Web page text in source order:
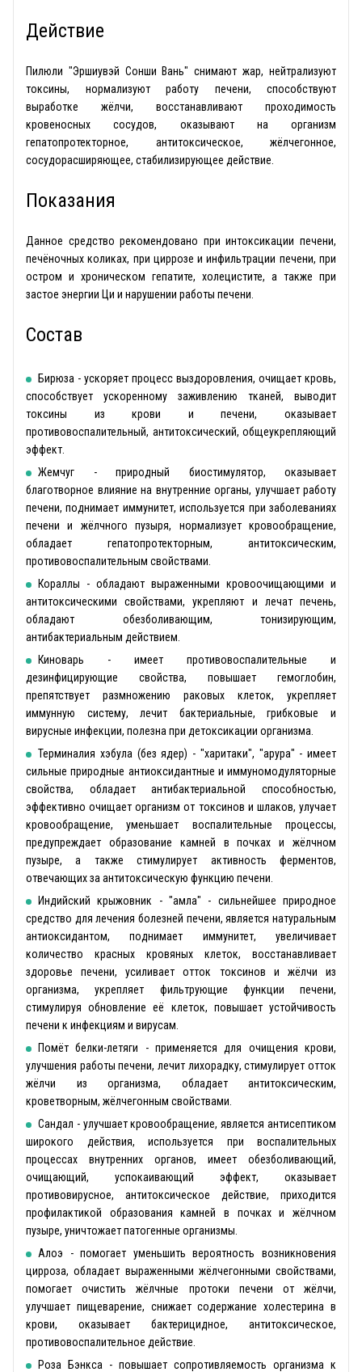
Действие
Пилюли "Эршиувэй Сонши Вань" снимают жар, нейтрализуют
токсины, нормализуют работу печени, способствуют
выработке жёлчи, восстанавливают проходимость
кровеносных сосудов, оказывают на организм
гепатопротекторное, антитоксическое, жёлчегонное,
сосудорасширяющее, стабилизирующее действие.
Показания
Данное средство рекомендовано при интоксикации печени,
печёночных коликах, при циррозе и инфильтрации печени, при
остром и хроническом гепатите, холецистите, а также при
застое энергии Ци и нарушении работы печени.
Состав
Бирюза - ускоряет процесс выздоровления, очищает кровь,
способствует ускоренному заживлению тканей, выводит
токсины из крови и печени, оказывает
противовоспалительный, антитоксический, общеукрепляющий
эффект.
Жемчуг - природный биостимулятор, оказывает
благотворное влияние на внутренние органы, улучшает работу
печени, поднимает иммунитет, используется при заболеваниях
печени и жёлчного пузыря, нормализует кровообращение,
обладает гепатопротекторным, антитоксическим,
противовоспалительным свойствами.
Кораллы - обладают выраженными кровоочищающими и
антитоксическими свойствами, укрепляют и лечат печень,
обладают обезболивающим, тонизирующим,
антибактериальным действием.
Киноварь - имеет противовоспалительные и
дезинфицирующие свойства, повышает гемоглобин,
препятствует размножению раковых клеток, укрепляет
иммунную систему, лечит бактериальные, грибковые и
вирусные инфекции, полезна при детоксикации организма.
Терминалия хэбула (без ядер) - "харитаки", "арура" - имеет
сильные природные антиоксидантные и иммуномодуляторные
свойства, обладает антибактериальной способностью,
эффективно очищает организм от токсинов и шлаков, улучает
кровообращение, уменьшает воспалительные процессы,
предупреждает образование камней в почках и жёлчном
пузыре, а также стимулирует активность ферментов,
отвечающих за антитоксическую функцию печени.
Индийский крыжовник - "амла" - сильнейшее природное
средство для лечения болезней печени, является натуральным
антиоксидантом, поднимает иммунитет, увеличивает
количество красных кровяных клеток, восстанавливает
здоровье печени, усиливает отток токсинов и жёлчи из
организма, укрепляет фильтрующие функции печени,
стимулируя обновление её клеток, повышает устойчивость
печени к инфекциям и вирусам.
Помёт белки-летяги - применяется для очищения крови,
улучшения работы печени, лечит лихорадку, стимулирует отток
жёлчи из организма, обладает антитоксическим,
кроветворным, жёлчегонным свойствами.
Сандал - улучшает кровообращение, является антисептиком
широкого действия, используется при воспалительных
процессах внутренних органов, имеет обезболивающий,
очищающий, успокаивающий эффект, оказывает
противовирусное, антитоксическое действие, приходится
профилактикой образования камней в почках и жёлчном
пузыре, уничтожает патогенные организмы.
Алоэ - помогает уменьшить вероятность возникновения
цирроза, обладает выраженными жёлчегонными свойствами,
помогает очистить жёлчные протоки печени от жёлчи,
улучшает пищеварение, снижает содержание холестерина в
крови, оказывает бактерицидное, антитоксическое,
противовоспалительное действие.
Роза Бэнкса - повышает сопротивляемость организма к